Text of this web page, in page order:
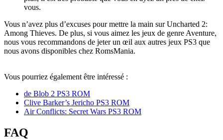
vous.
Vous n’avez plus d’excuses pour mettre la main sur Uncharted 2:
Among Thieves. De plus, si vous aimez les jeux de genre Aventure,
nous vous recommandons de jeter un œil aux autres jeux PS3 que
nous avons disponibles chez RomsMania.
Vous pourriez également être intéressé :
de Blob 2 PS3 ROM
Clive Barker’s Jericho PS3 ROM
Air Conflicts: Secret Wars PS3 ROM
FAQ